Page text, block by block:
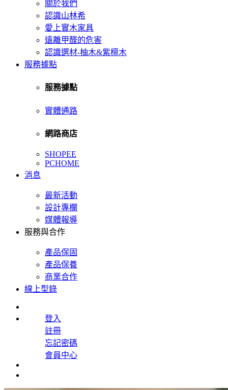
關於我們
認識山林希
愛上實木家具
遠離甲醛的危害
認識選材-柚木&紫檀木
服務據點
服務據點
實體通路
網路商店
SHOPEE
PCHOME
消息
最新活動
設計專欄
媒體報導
服務與合作
產品保固
產品保養
商業合作
線上型錄
登入
註冊
忘記密碼
會員中心